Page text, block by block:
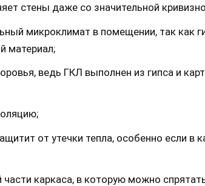
стены даже со значительной
микроклимат в помещении, так как
материал;
ведь ГКЛ выполнен из гипса и
от утечки тепла, особенно если в
части каркаса, в которую можно